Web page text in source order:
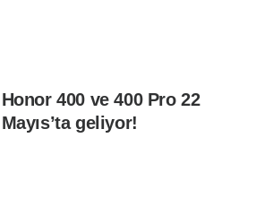
Honor 400 ve 400 Pro 22
Mayıs’ta geliyor!